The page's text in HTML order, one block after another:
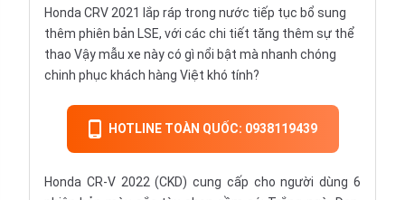
Honda CRV 2021 lắp ráp trong nước tiếp tục bổ sung
thêm phiên bản LSE, với các chi tiết tăng thêm sự thể
thao Vậy mẫu xe này có gì nổi bật mà nhanh chóng
chinh phục khách hàng Việt khó tính?
HOTLINE TOÀN QUỐC: 0938119439
Honda CR-V 2022 (CKD) cung cấp cho người dùng 6